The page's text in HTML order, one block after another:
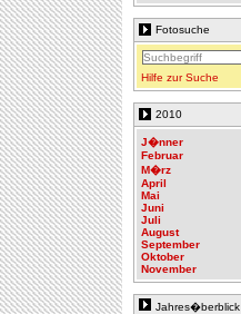
Fotosuche
Hilfe zur Suche
2010
J�nner
Februar
M�rz
April
Mai
Juni
Juli
August
September
Oktober
November
Jahres�berblick